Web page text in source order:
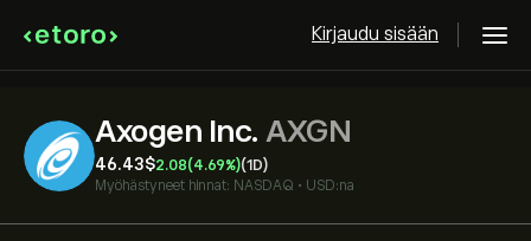
Kirjaudu sisään
Axogen Inc. AXGN
46.43‎$‎2.08(4.69%)(1D)
Myöhästyneet hinnat: NASDAQ • USD:na